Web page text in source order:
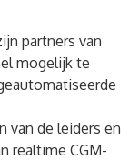
partners van
mogelijk te
van de leiders en
realtime CGM-